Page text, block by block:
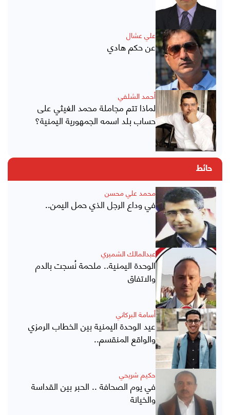
علي عشال
عن حكم هادي
أحمد الشلفي
لماذا تتم مجاملة محمد الغيثي على
حساب بلد اسمه الجمهورية اليمنية؟
حائط
محمد علي محسن
في وداع الرجل الذي حمل اليمن..
عبدالمالك الشميري
الوحدة اليمنية.. ملحمة نُسجت بالدم
والاتفاق
أسامة البركاني
عيد الوحدة اليمنية بين الخطاب الرمزي
والواقع المنقسم..
حكيم شريحي
في يوم الصحافة .. الحبر بين القداسة
والخيانة